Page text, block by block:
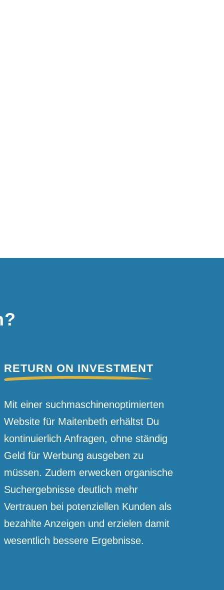
RETURN ON INVESTMENT
Mit einer suchmaschinen­optimierten
Website für Maitenbeth erhältst Du
kontinuierlich Anfragen, ohne ständig
Geld für Werbung ausgeben zu
müssen. Zudem erwecken organische
Suchergebnisse deutlich mehr
Vertrauen bei potenziellen Kunden als
bezahlte Anzeigen und erzielen damit
wesentlich bessere Ergebnisse.